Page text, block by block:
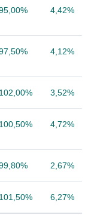
4,42%
4,12%
102,00% 3,52%
100,50% 4,72%
2,67%
101,50% 6,27%